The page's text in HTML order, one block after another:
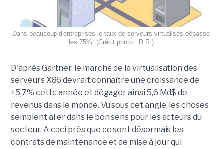
Dans beaucoup d'entreprises le taux de serveurs virtualisés dépasse
les 75%. (Crédit photo : D.R.)
D'après Gartner, le marché de la virtualisation des
serveurs X86 devrait connaître une croissance de
+5,7% cette année et dégager ainsi 5,6 Md$ de
revenus dans le monde. Vu sous cet angle, les choses
semblent aller dans le bon sens pour les acteurs du
secteur. A ceci près que ce sont désormais les
contrats de maintenance et de mise à jour qui